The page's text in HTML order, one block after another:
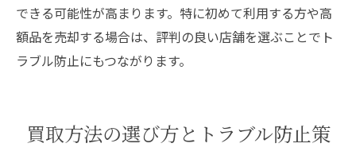
できる可能性が高まります。特に初めて利用する方や高
額品を売却する場合は、評判の良い店舗を選ぶことでト
ラブル防止にもつながります。
買取方法の選び方とトラブル防止策